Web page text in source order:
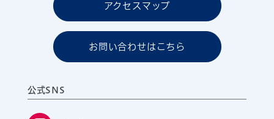
アクセスマップ
お問い合わせはこちら
公式SNS